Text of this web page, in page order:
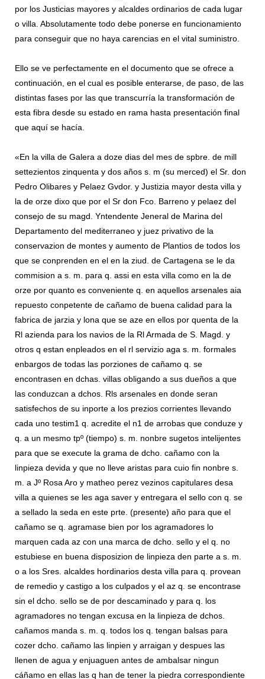
por los Justicias mayores y alcaldes ordinarios de cada lugar
o villa. Absolutamente todo debe ponerse en funcionamiento
para conseguir que no haya carencias en el vital suministro.
Ello se ve perfectamente en el documento que se ofrece a
continuación, en el cual es posible enterarse, de paso, de las
distintas fases por las que transcurría la transformación de
esta fibra desde su estado en rama hasta presentación final
que aquí se hacía.
«En la villa de Galera a doze dias del mes de spbre. de mill
settezientos zinquenta y dos años s. m (su merced) el Sr. don
Pedro Olibares y Pelaez Gvdor. y Justizia mayor desta villa y
la de orze dixo que por el Sr don Fco. Barreno y pelaez del
consejo de su magd. Yntendente Jeneral de Marina del
Departamento del mediterraneo y juez privativo de la
conservazion de montes y aumento de Plantios de todos los
que se conprenden en el en la ziud. de Cartagena se le da
commision a s. m. para q. assi en esta villa como en la de
orze por quanto es conveniente q. en aquellos arsenales aia
repuesto conpetente de cañamo de buena calidad para la
fabrica de jarzia y lona que se aze en ellos por quenta de la
Rl azienda para los navios de la Rl Armada de S. Magd. y
otros q estan enpleados en el rl servizio aga s. m. formales
enbargos de todas las porziones de cañamo q. se
encontrasen en dchas. villas obligando a sus dueños a que
las conduzcan a dchos. Rls arsenales en donde seran
satisfechos de su inporte a los prezios corrientes llevando
cada uno testim1 q. acredite el n1 de arrobas que conduze y
q. a un mesmo tpº (tiempo) s. m. nonbre sugetos intelijentes
para que se execute la grama de dcho. cañamo con la
linpieza devida y que no lleve aristas para cuio fin nonbre s.
m. a Jº Rosa Aro y matheo perez vezinos capitulares desa
villa a quienes se les aga saver y entregara el sello con q. se
a sellado la seda en este prte. (presente) año para que el
cañamo se q. agramase bien por los agramadores lo
marquen cada az con una marca de dcho. sello y el q. no
estubiese en buena disposizion de linpieza den parte a s. m.
o a los Sres. alcaldes hordinarios desta villa para q. provean
de remedio y castigo a los culpados y el az q. se encontrase
sin el dcho. sello se de por descaminado y para q. los
agramadores no tengan excusa en la linpieza de dchos.
cañamos manda s. m. q. todos los q. tengan balsas para
cozer dcho. cañamo las linpien y arraigan y despues las
llenen de agua y enjuaguen antes de ambalsar ningun
cáñamo en ellas las q han de tener la piedra correspondiente